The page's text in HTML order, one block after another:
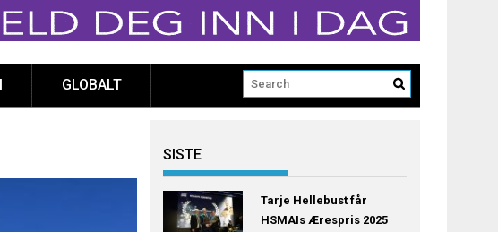
GLOBALT
SISTE
Tarje Hellebust får
HSMAIs Ærespris 2025